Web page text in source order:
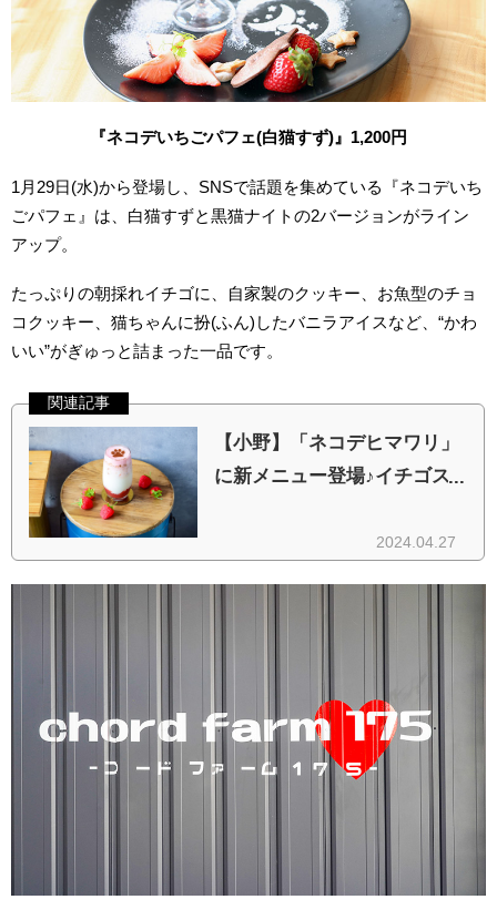
『ネコデいちごパフェ(白猫すず)』1,200円
1月29日(水)から登場し、SNSで話題を集めている『ネコデいち
ごパフェ』は、白猫すずと黒猫ナイトの2バージョンがライン
アップ。
たっぷりの朝採れイチゴに、自家製のクッキー、お魚型のチョ
コクッキー、猫ちゃんに扮(ふん)したバニラアイスなど、“かわ
いい”がぎゅっと詰まった一品です。